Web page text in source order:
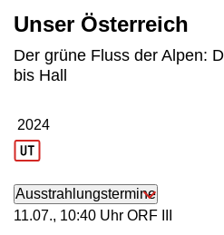
Unser Österreich
Der grüne Fluss der Alpen:
bis Hall
Produktionsjahr: 2024
2024
Ausstrahlungstermine
11. Juli, 10:40 Uhr in ORF III
11.07., 10:40 Uhr ORF III